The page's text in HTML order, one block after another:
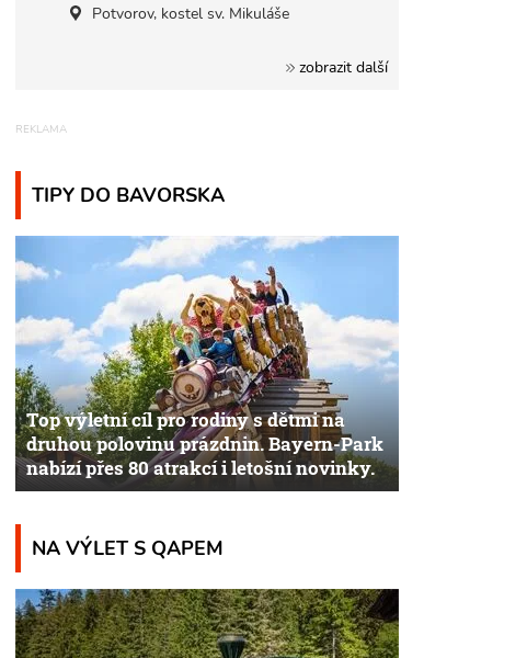
Potvorov, kostel sv. Mikuláše
zobrazit další
TIPY DO BAVORSKA
Top výletní cíl pro rodiny s dětmi na
druhou polovinu prázdnin. Bayern-Park
nabízí přes 80 atrakcí i letošní novinky.
NA VÝLET S QAPEM